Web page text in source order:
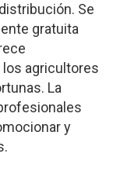
Se
gratuita
los agricultores
La
y